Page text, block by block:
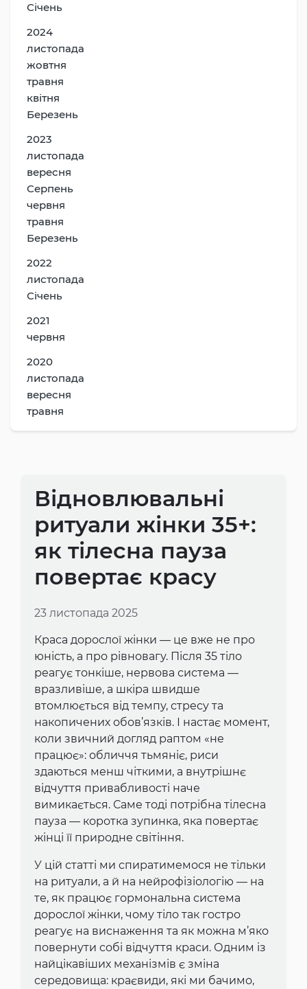
Січень
2024
листопада
жовтня
травня
квітня
Березень
2023
листопада
вересня
Серпень
червня
травня
Березень
2022
листопада
Січень
2021
червня
2020
листопада
вересня
травня
Відновлювальні
ритуали жінки 35+:
як тілесна пауза
повертає красу
23 листопада 2025
Краса дорослої жінки — це вже не про
юність, а про рівновагу. Після 35 тіло
реагує тонкіше, нервова система —
вразливіше, а шкіра швидше
втомлюється від темпу, стресу та
накопичених обов’язків. І настає момент,
коли звичний догляд раптом «не
працює»: обличчя тьмяніє, риси
здаються менш чіткими, а внутрішнє
відчуття привабливості наче
вимикається. Саме тоді потрібна тілесна
пауза — коротка зупинка, яка повертає
жінці її природне світіння.
У цій статті ми спиратимемося не тільки
на ритуали, а й на нейрофізіологію — на
те, як працює гормональна система
дорослої жінки, чому тіло так гостро
реагує на виснаження та як можна м’яко
повернути собі відчуття краси. Одним із
найцікавіших механізмів є зміна
середовища: краєвиди, які ми бачимо,